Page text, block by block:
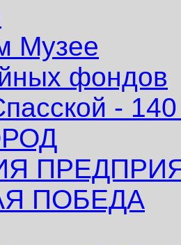
Музее
фондов
- 140
ПОБЕДА